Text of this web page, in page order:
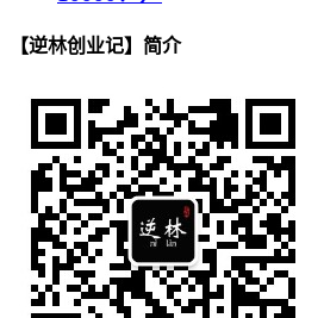
【逆林创业记】简介